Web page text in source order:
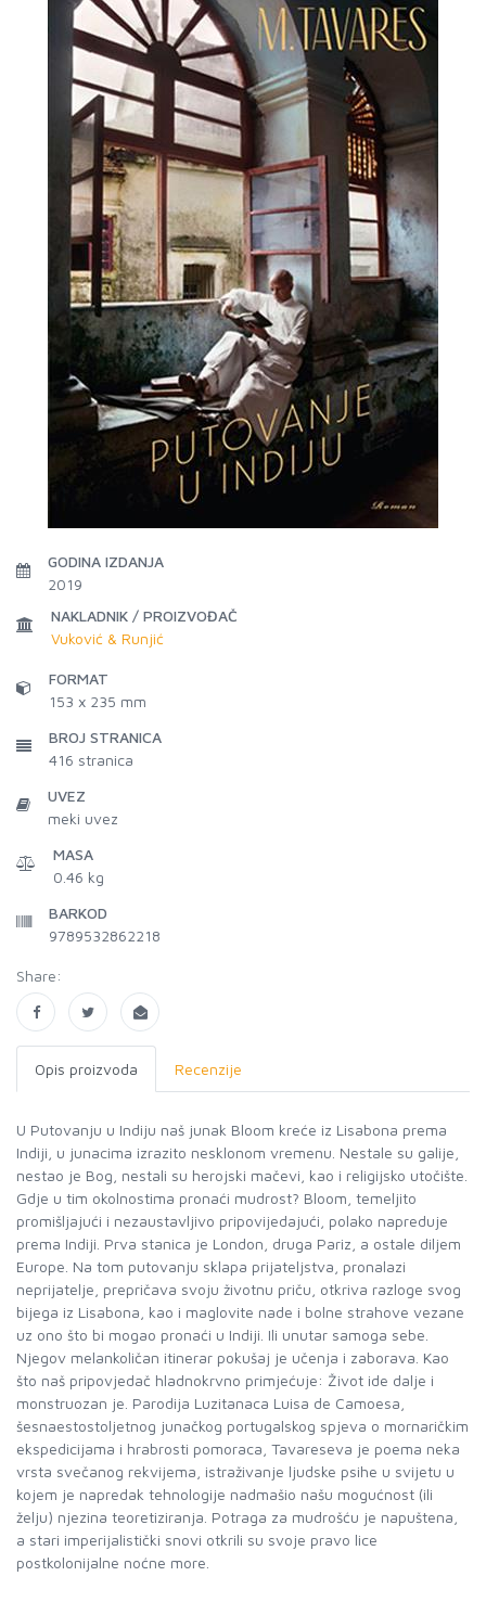
GODINA IZDANJA
2019
NAKLADNIK / PROIZVOĐAČ
Vuković & Runjić
FORMAT
153 x 235 mm
BROJ STRANICA
416 stranica
UVEZ
meki uvez
MASA
0.46 kg
BARKOD
9789532862218
Share:
Opis proizvoda Recenzije
U Putovanju u Indiju naš junak Bloom kreće iz Lisabona prema
Indiji, u junacima izrazito nesklonom vremenu. Nestale su galije,
nestao je Bog, nestali su herojski mačevi, kao i religijsko utočište.
Gdje u tim okolnostima pronaći mudrost? Bloom, temeljito
promišljajući i nezaustavljivo pripovijedajući, polako napreduje
prema Indiji. Prva stanica je London, druga Pariz, a ostale diljem
Europe. Na tom putovanju sklapa prijateljstva, pronalazi
neprijatelje, prepričava svoju životnu priču, otkriva razloge svog
bijega iz Lisabona, kao i maglovite nade i bolne strahove vezane
uz ono što bi mogao pronaći u Indiji. Ili unutar samoga sebe.
Njegov melankoličan itinerar pokušaj je učenja i zaborava. Kao
što naš pripovjedač hladnokrvno primjećuje: Život ide dalje i
monstruozan je. Parodija Luzitanaca Luisa de Camoesa,
šesnaestostoljetnog junačkog portugalskog spjeva o mornaričkim
ekspedicijama i hrabrosti pomoraca, Tavareseva je poema neka
vrsta svečanog rekvijema, istraživanje ljudske psihe u svijetu u
kojem je napredak tehnologije nadmašio našu mogućnost (ili
želju) njezina teoretiziranja. Potraga za mudrošću je napuštena,
a stari imperijalistički snovi otkrili su svoje pravo lice
postkolonijalne noćne more.